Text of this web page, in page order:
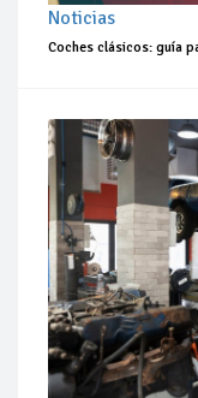
Noticias
Coches clásicos: guía